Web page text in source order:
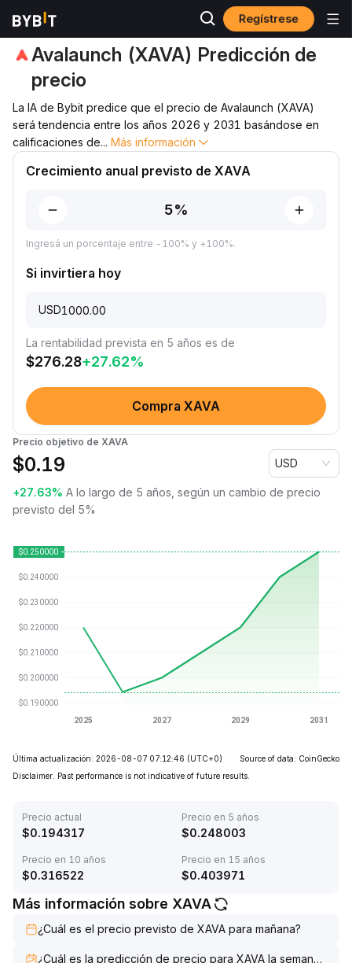
Regístrese
Predicción de precio Predicción de precio de XAVA
Avalaunch (XAVA) Predicción de
precio
La IA de Bybit predice que el precio de Avalaunch (XAVA)
será tendencia entre los años 2026 y 2031 basándose en
calificaciones de... Más información
Crecimiento anual previsto de XAVA
Ingresá un porcentaje entre -100% y +100%.
Si invirtiera hoy
USD
La rentabilidad prevista en 5 años es de
$276.28+27.62%
Compra XAVA
Precio objetivo de XAVA
$0.19 USD
+27.63% A lo largo de 5 años, según un cambio de precio
previsto del 5%
Última actualización: 2026-08-07 07:12:46 (UTC+0)
Source of data: CoinGecko
Disclaimer. Past performance is not indicative of future results.
Precio actual
$0.194317
Precio en 5 años
$0.248003
Precio en 10 años
$0.316522
Precio en 15 años
$0.403971
Más información sobre XAVA
¿Cuál es el precio previsto de XAVA para mañana?
¿Cuál es la predicción de precio para XAVA la semana que